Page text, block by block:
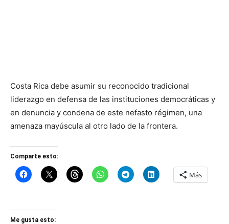
Costa Rica debe asumir su reconocido tradicional
liderazgo en defensa de las instituciones democráticas y
en denuncia y condena de este nefasto régimen, una
amenaza mayúscula al otro lado de la frontera.
Comparte esto:
Más
Me gusta esto: